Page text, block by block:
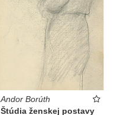
Andor Borúth
Štúdia ženskej postavy